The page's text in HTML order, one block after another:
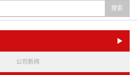
搜索
公司新闻